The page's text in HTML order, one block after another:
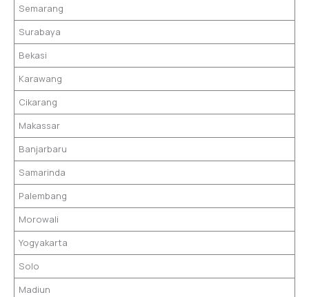
Semarang
Surabaya
Bekasi
Karawang
Cikarang
Makassar
Banjarbaru
Samarinda
Palembang
Morowali
Yogyakarta
Solo
Madiun